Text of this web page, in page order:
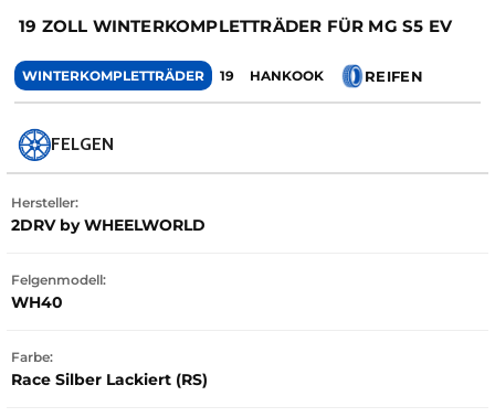
19 ZOLL WINTERKOMPLETTRÄDER FÜR MG S5 EV
WINTERKOMPLETTRÄDER 19 HANKOOK REIFEN
FELGEN
Hersteller:
2DRV by WHEELWORLD
Felgenmodell:
WH40
Farbe:
Race Silber Lackiert (RS)